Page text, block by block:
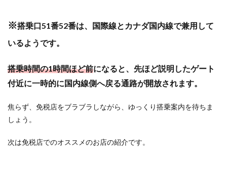
※搭乗口51番52番は、国際線とカナダ国内線で兼用して
いるようです。
搭乗時間の1時間ほど前になると、先ほど説明したゲート
付近に一時的に国内線側へ戻る通路が開放されます。
焦らず、免税店をブラブラしながら、ゆっくり搭乗案内を待ちま
しょう。
次は免税店でのオススメのお店の紹介です。